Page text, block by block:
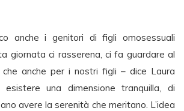
anche i genitori di figli omosessuali
giornata ci rasserena, ci fa guardare al
anche per i nostri figli – dice Laura
una dimensione tranquilla, di
avere la serenità che meritano. L’idea